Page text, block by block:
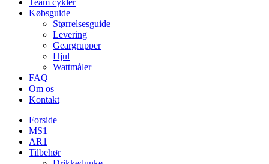
Team cykler
Købsguide
Størrelsesguide
Levering
Geargrupper
Hjul
Wattmåler
FAQ
Om os
Kontakt
Forside
MS1
AR1
Tilbehør